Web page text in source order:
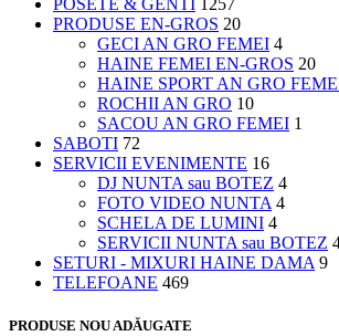
POSETE & GENTI 1257
PRODUSE EN-GROS 20
GECI AN GRO FEMEI 4
HAINE FEMEI EN-GROS 20
HAINE SPORT AN GRO
ROCHII AN GRO 10
SACOU AN GRO FEMEI 1
SABOTI 72
SERVICII EVENIMENTE 16
DJ NUNTA sau BOTEZ 4
FOTO VIDEO NUNTA 4
SCHELA DE LUMINI 4
SERVICII NUNTA sau BOTEZ
SETURI - MIXURI HAINE DAMA 9
TELEFOANE 469
PRODUSE NOU ADĂUGATE